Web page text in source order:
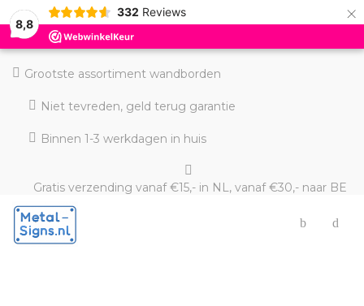
8,8
332 Reviews ×
Grootste assortiment wandborden
Niet tevreden, geld terug garantie
Binnen 1-3 werkdagen in huis
Gratis verzending vanaf €15,- in NL, vanaf €30,- naar BE